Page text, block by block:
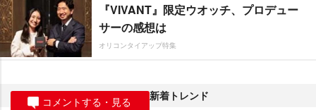
『VIVANT』限定ウオッチ、プロデュー
サーの感想は
オリコンタイアップ特集
コメントする・見る 新着トレンド